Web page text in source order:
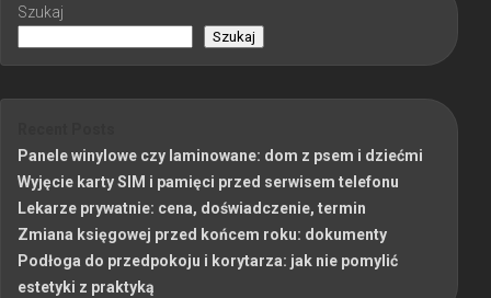
Szukaj
Szukaj
Panele winylowe czy laminowane: dom z psem i dziećmi
Wyjęcie karty SIM i pamięci przed serwisem telefonu
Lekarze prywatnie: cena, doświadczenie, termin
Zmiana księgowej przed końcem roku: dokumenty
Podłoga do przedpokoju i korytarza: jak nie pomylić
estetyki z praktyką